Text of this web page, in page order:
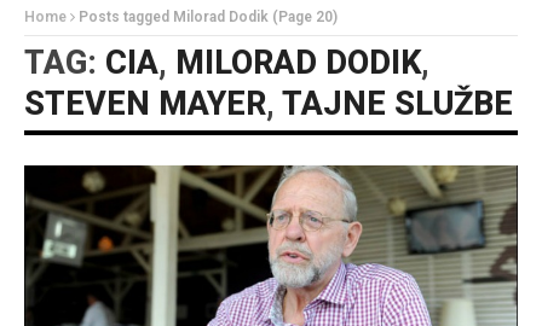
Home Posts tagged Milorad Dodik (Page 20)
TAG: CIA, MILORAD DODIK,
STEVEN MAYER, TAJNE SLUŽBE